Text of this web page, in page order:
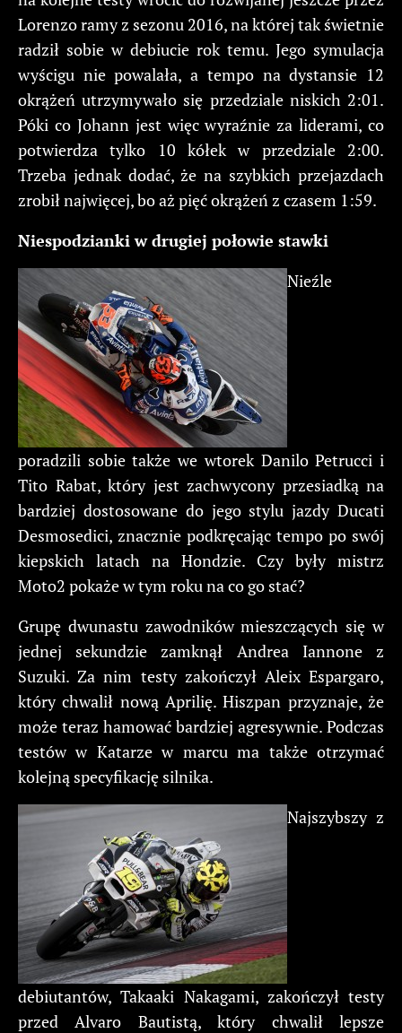
Lorenzo ramy z sezonu 2016, na której tak świetnie
radził sobie w debiucie rok temu. Jego symulacja
wyścigu nie powalała, a tempo na dystansie 12
okrążeń utrzymywało się przedziale niskich 2:01.
Póki co Johann jest więc wyraźnie za liderami, co
potwierdza tylko 10 kółek w przedziale 2:00.
Trzeba jednak dodać, że na szybkich przejazdach
zrobił najwięcej, bo aż pięć okrążeń z czasem 1:59.
Niespodzianki w drugiej połowie stawki
Nieźle
poradzili sobie także we wtorek Danilo Petrucci i
Tito Rabat, który jest zachwycony przesiadką na
bardziej dostosowane do jego stylu jazdy Ducati
Desmosedici, znacznie podkręcając tempo po swój
kiepskich latach na Hondzie. Czy były mistrz
Moto2 pokaże w tym roku na co go stać?
Grupę dwunastu zawodników mieszczących się w
jednej sekundzie zamknął Andrea Iannone z
Suzuki. Za nim testy zakończył Aleix Espargaro,
który chwalił nową Aprilię. Hiszpan przyznaje, że
może teraz hamować bardziej agresywnie. Podczas
testów w Katarze w marcu ma także otrzymać
kolejną specyfikację silnika.
Najszybszy z
debiutantów, Takaaki Nakagami, zakończył testy
przed Alvaro Bautistą, który chwalił lepsze